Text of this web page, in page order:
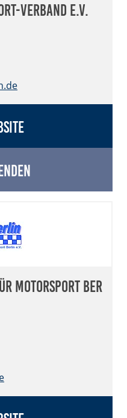
Verband e.V.
Motorsport Ber